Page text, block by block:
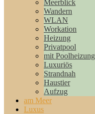
Meerblick
Wandern
WLAN
Workation
Heizung
Privatpool
mit Poolheizung
Luxuriös
Strandnah
Haustier
Aufzug
am Meer
Luxus